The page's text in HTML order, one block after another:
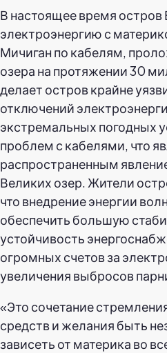
В настоящее время остров
электроэнергию с
Мичиган по кабелям,
озера на протяжении 30
делает остров крайне
отключений
экстремальных погодных
проблем с кабелями, что
распространенным
Великих озер. Жители
что внедрение энергии
обеспечить большую
устойчивость
огромных счетов за
увеличения выбросов
«Это сочетание
средств и желания быть
зависеть от материка во